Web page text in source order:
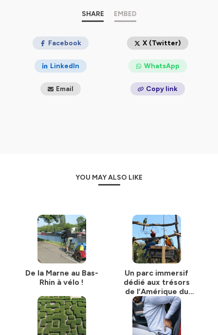
SHARE EMBED
Facebook X (Twitter)
LinkedIn WhatsApp
Email Copy link
YOU MAY ALSO LIKE
De la Marne au Bas-
Rhin à vélo !
Un parc immersif
dédié aux trésors
de l’Amérique du
Sud !